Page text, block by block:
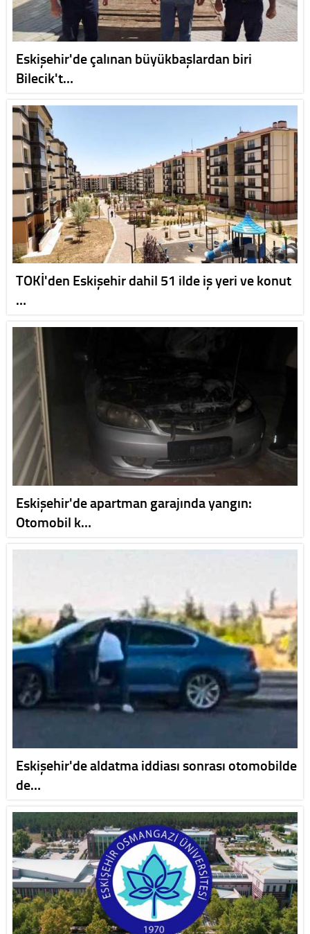
Eskişehir'de çalınan büyükbaşlardan biri
Bilecik't…
TOKİ'den Eskişehir dahil 51 ilde iş yeri ve konut
…
Eskişehir'de apartman garajında yangın:
Otomobil k…
Eskişehir'de aldatma iddiası sonrası otomobilde
de…